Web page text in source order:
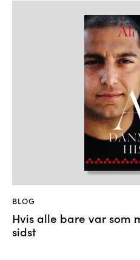
BLOG
Hvis alle bare var som
sidst